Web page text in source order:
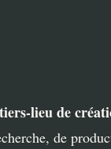
tiers-lieu de
de